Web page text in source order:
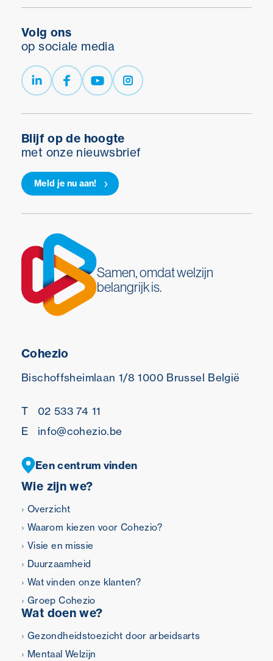
Blijf op de hoogte
met onze nieuwsbrief
Meld je nu aan!
Volg ons
op sociale media
Samen, omdat welzijn
belangrijk is.
Wie zijn we?
Overzicht
Waarom kiezen voor Cohezio?
Visie en missie
Duurzaamheid
Wat vinden onze klanten?
Groep Cohezio
Wat doen we?
Gezondheidstoezicht door arbeidsarts
Mentaal Welzijn
Cohezio
Bischoffsheimlaan 1/8 1000 Brussel België
T
02 533 74 11
E
info@cohezio.be
Een centrum vinden